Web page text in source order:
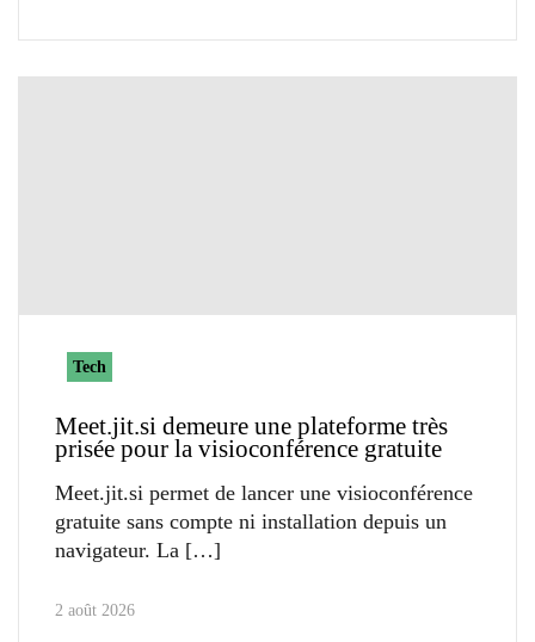
Tech
Meet.jit.si demeure une plateforme très
prisée pour la visioconférence gratuite
Meet.jit.si permet de lancer une visioconférence
gratuite sans compte ni installation depuis un
navigateur. La
2 août 2026